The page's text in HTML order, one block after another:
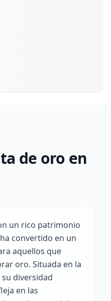
de oro en
un rico patrimonio
convertido en un
aquellos que
oro. Situada en la
diversidad
en las